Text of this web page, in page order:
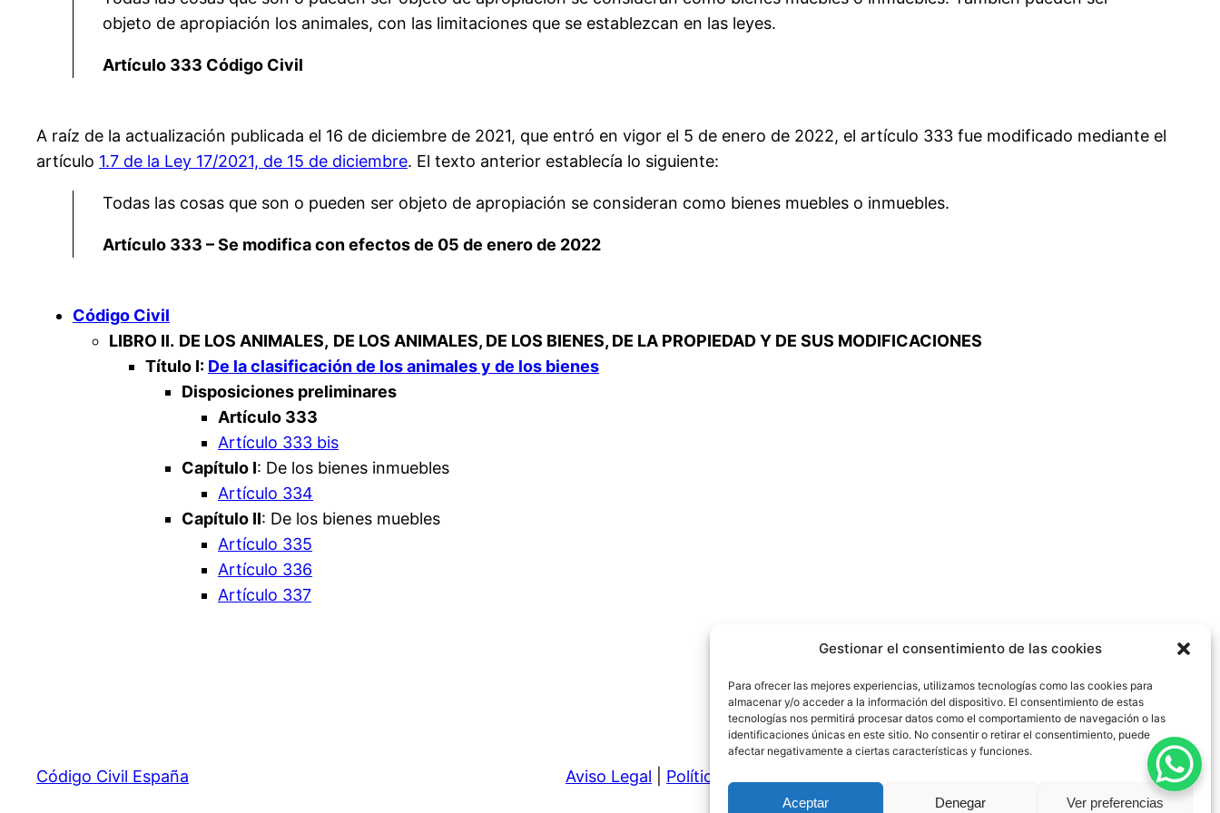
Gestionar el consentimiento de las cookies
Para ofrecer las mejores experiencias, utilizamos tecnologías como las cookies para
almacenar y/o acceder a la información del dispositivo. El consentimiento de estas
tecnologías nos permitirá procesar datos como el comportamiento de navegación o las
identificaciones únicas en este sitio. No consentir o retirar el consentimiento, puede
afectar negativamente a ciertas características y funciones.
Aceptar Denegar Ver preferencias
objeto de apropiación los animales, con las limitaciones que se establezcan en las leyes.
Artículo 333 Código Civil
A raíz de la actualización publicada el 16 de diciembre de 2021, que entró en vigor el 5 de enero de 2022, el artículo 333 fue modificado mediante el
artículo 1.7 de la Ley 17/2021, de 15 de diciembre. El texto anterior establecía lo siguiente:
Todas las cosas que son o pueden ser objeto de apropiación se consideran como bienes muebles o inmuebles.
Artículo 333 – Se modifica con efectos de 05 de enero de 2022
Código Civil
LIBRO II. DE LOS ANIMALES, DE LOS ANIMALES, DE LOS BIENES, DE LA PROPIEDAD Y DE SUS MODIFICACIONES
Título I: De la clasificación de los animales y de los bienes
Disposiciones preliminares
Artículo 333
Artículo 333 bis
Capítulo I: De los bienes inmuebles
Artículo 334
Capítulo II: De los bienes muebles
Artículo 335
Artículo 336
Artículo 337
Código Civil España Aviso Legal Política de Privacidad